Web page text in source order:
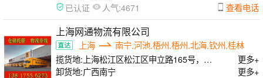
已认证 人气:4671 查看电话
上海网通物流有限公司
上海
南宁,河池,梧州,梧州,北海,钦州,桂林
揽货地: 上海松江区松江区申立路165号，闵
行区曙光路168号，浦东区申江南路555号
更多+
卸货地:广西南宁 更多+